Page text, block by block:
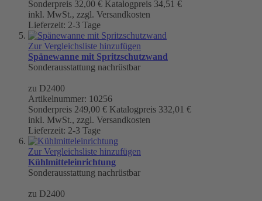
Sonderpreis 32,00 € Katalogpreis 34,51 €
inkl. MwSt., zzgl. Versandkosten
Lieferzeit: 2-3 Tage
Zur Vergleichsliste hinzufügen
Spänewanne mit Spritzschutzwand
Sonderausstattung nachrüstbar
zu D2400
Artikelnummer: 10256
Sonderpreis 249,00 € Katalogpreis 332,01 €
inkl. MwSt., zzgl. Versandkosten
Lieferzeit: 2-3 Tage
Zur Vergleichsliste hinzufügen
Kühlmitteleinrichtung
Sonderausstattung nachrüstbar
zu D2400